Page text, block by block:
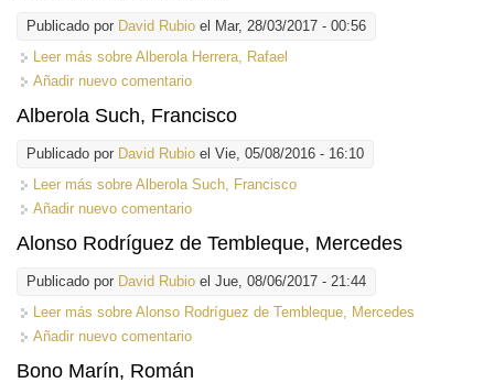
Publicado por David Rubio el Mar, 28/03/2017 - 00:56
Leer más sobre Alberola Herrera, Rafael
Añadir nuevo comentario
Alberola Such, Francisco
Publicado por David Rubio el Vie, 05/08/2016 - 16:10
Leer más sobre Alberola Such, Francisco
Añadir nuevo comentario
Alonso Rodríguez de Tembleque, Mercedes
Publicado por David Rubio el Jue, 08/06/2017 - 21:44
Leer más sobre Alonso Rodríguez de Tembleque, Mercedes
Añadir nuevo comentario
Bono Marín, Román